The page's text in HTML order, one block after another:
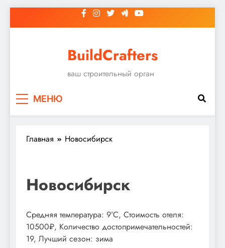
к
BuildCrafters
ваш строительный орган
МЕНЮ
Главная Новосибирск
Новосибирск
Средняя температура: 9°C, Стоимость отеля:
10500₽, Количество достопримечательностей:
19, Лучший сезон: зима